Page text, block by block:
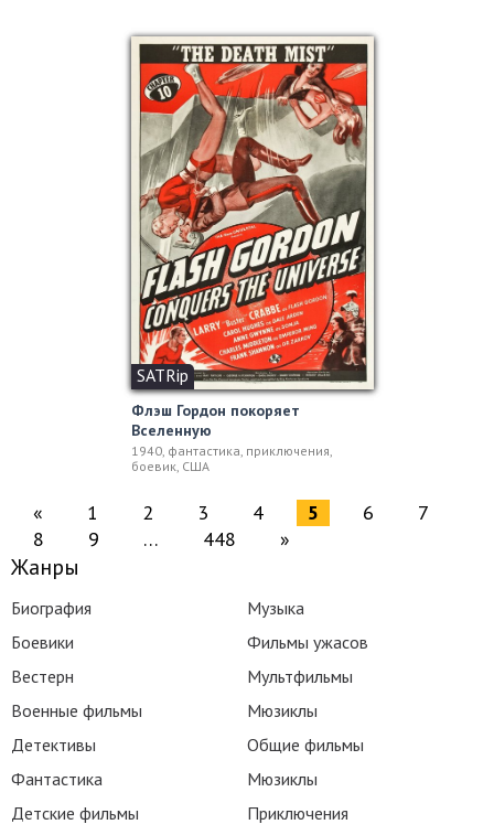
SATRip
Флэш Гордон покоряет
Вселенную
1940, фантастика, приключения,
боевик, США
« 1 2 3 4 5 6
7
8
9 … 448 »
Жанры
Биография
Боевики
Вестерн
Военные фильмы
Детективы
Фантастика
Детские фильмы
Музыка
Фильмы ужасов
Мультфильмы
Мюзиклы
Общие фильмы
Мюзиклы
Приключения